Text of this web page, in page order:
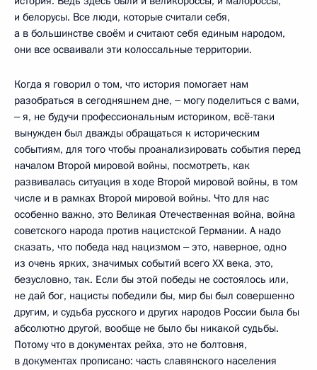
и белорусы. Все люди, которые считали себя,
а в большинстве своём и считают себя единым народом,
они все осваивали эти колоссальные территории.
Когда я говорил о том, что история помогает нам
разобраться в сегодняшнем дне, ‒ могу поделиться с вами,
‒ я, не будучи профессиональным историком, всё-таки
вынужден был дважды обращаться к историческим
событиям, для того чтобы проанализировать события перед
началом Второй мировой войны, посмотреть, как
развивалась ситуация в ходе Второй мировой войны, в том
числе и в рамках Второй мировой войны. Что для нас
особенно важно, это Великая Отечественная война, война
советского народа против нацистской Германии. А надо
сказать, что победа над нацизмом ‒ это, наверное, одно
из очень ярких, значимых событий всего XX века, это,
безусловно, так. Если бы этой победы не состоялось или,
не дай бог, нацисты победили бы, мир бы был совершенно
другим, и судьба русского и других народов России была бы
абсолютно другой, вообще не было бы никакой судьбы.
Потому что в документах рейха, это не болтовня,
в документах прописано: часть славянского населения